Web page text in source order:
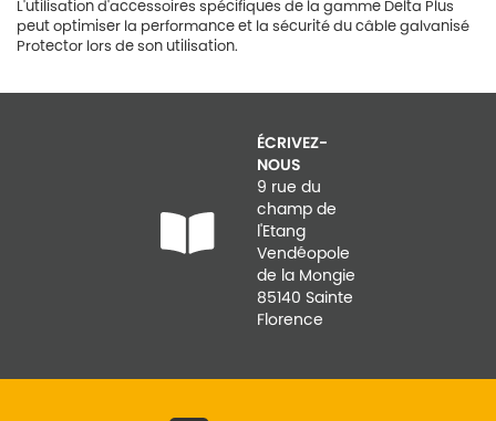
L'utilisation d'accessoires spécifiques de la gamme Delta Plus
peut optimiser la performance et la sécurité du câble galvanisé
Protector lors de son utilisation.
ÉCRIVEZ-
NOUS
9 rue du
champ de
l'Etang
Vendéopole
de la Mongie
85140 Sainte
Florence